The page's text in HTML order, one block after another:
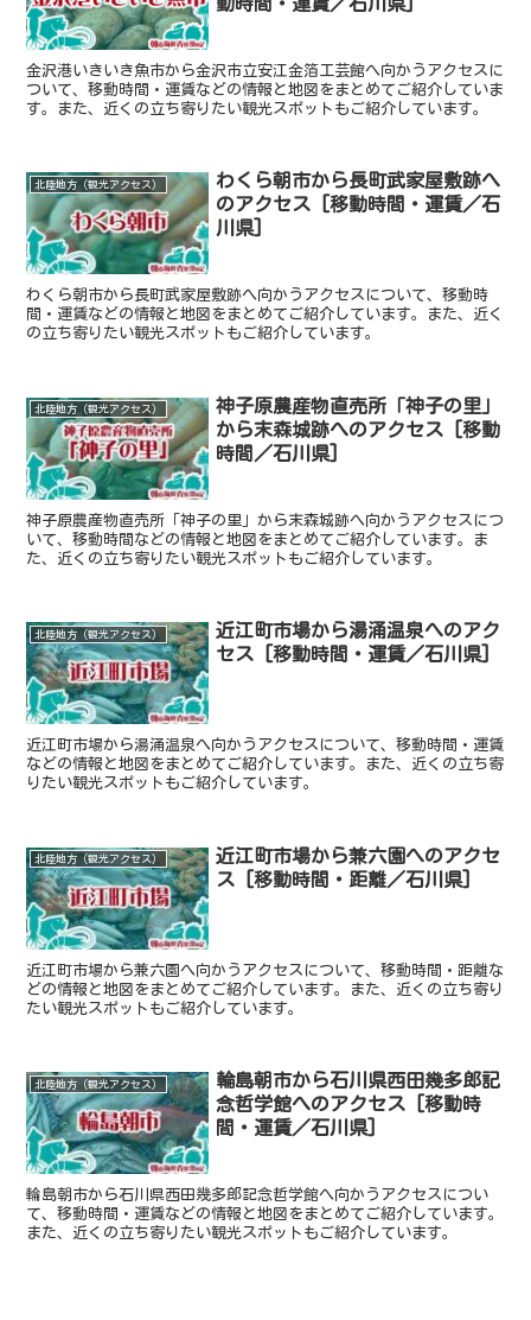
金沢港いきいき魚市から金沢市立安江金箔工芸館へ向かうアクセスに
ついて、移動時間・運賃などの情報と地図をまとめてご紹介していま
す。また、近くの立ち寄りたい観光スポットもご紹介しています。
北陸地方（観光アクセス）
わくら朝市から長町武家屋敷跡へ
のアクセス [移動時間・運賃／石
川県]
わくら朝市から長町武家屋敷跡へ向かうアクセスについて、移動時
間・運賃などの情報と地図をまとめてご紹介しています。また、近く
の立ち寄りたい観光スポットもご紹介しています。
北陸地方（観光アクセス）
神子原農産物直売所「神子の里」
から末森城跡へのアクセス [移動
時間／石川県]
神子原農産物直売所「神子の里」から末森城跡へ向かうアクセスにつ
いて、移動時間などの情報と地図をまとめてご紹介しています。ま
た、近くの立ち寄りたい観光スポットもご紹介しています。
北陸地方（観光アクセス）
近江町市場から湯涌温泉へのアク
セス [移動時間・運賃／石川県]
近江町市場から湯涌温泉へ向かうアクセスについて、移動時間・運賃
などの情報と地図をまとめてご紹介しています。また、近くの立ち寄
りたい観光スポットもご紹介しています。
北陸地方（観光アクセス）
近江町市場から兼六園へのアクセ
ス [移動時間・距離／石川県]
近江町市場から兼六園へ向かうアクセスについて、移動時間・距離な
どの情報と地図をまとめてご紹介しています。また、近くの立ち寄り
たい観光スポットもご紹介しています。
北陸地方（観光アクセス）
輪島朝市から石川県西田幾多郎記
念哲学館へのアクセス [移動時
間・運賃／石川県]
輪島朝市から石川県西田幾多郎記念哲学館へ向かうアクセスについ
て、移動時間・運賃などの情報と地図をまとめてご紹介しています。
また、近くの立ち寄りたい観光スポットもご紹介しています。